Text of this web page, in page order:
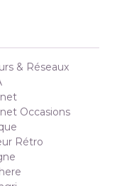
& Réseaux
Occasions
Rétro